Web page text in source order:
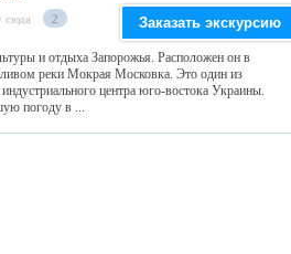
сюда 2 Заказать экскурсию
и отдыха Запорожья. Расположен он в
реки Мокрая Московка. Это один из
центра юго-востока Украины.
погоду в ...